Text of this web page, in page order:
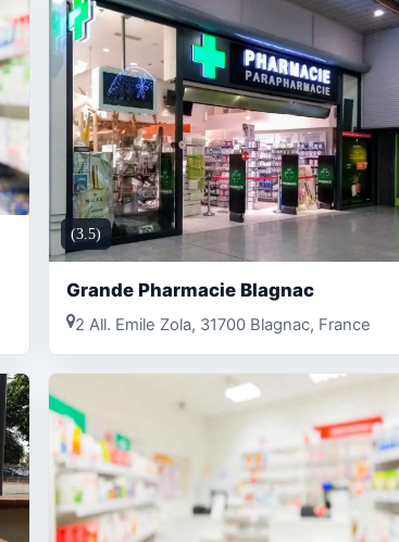
(3.5)
Grande Pharmacie Blagnac
2 All. Emile Zola, 31700 Blagnac, France